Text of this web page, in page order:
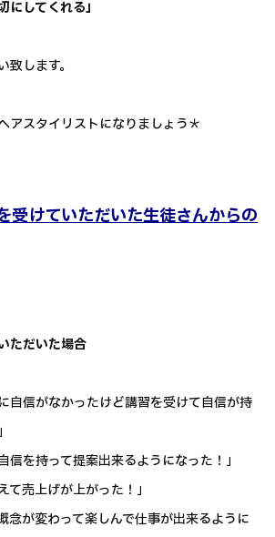
にしてくれる」
します。
アスタイリストになりましょう＊
受けていただいた生徒さんからの
ただいた場合
自信がなかったけど講習を受けて自信が持
信を持って提案出来るようになった！」
て売上げが上がった！」
念が変わって楽しんで仕事が出来るように